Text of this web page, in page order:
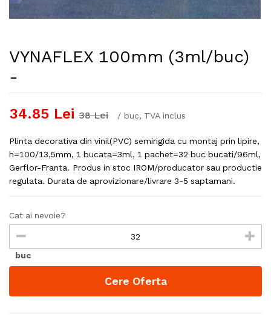
VYNAFLEX 100mm (3ml/buc)
-
34.85 Lei 38 Lei / buc, TVA inclus
Plinta decorativa din vinil(PVC) semirigida cu montaj prin lipire,
h=100/13,5mm, 1 bucata=3ml, 1 pachet=32 buc bucati/96ml,
Gerflor-Franta. Produs in stoc IROM/producator sau productie
regulata. Durata de aprovizionare/livrare 3-5 saptamani.
Cat ai nevoie?
buc
Cere Oferta